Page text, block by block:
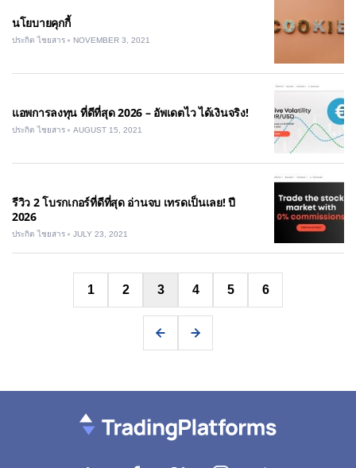
นโยบายคุกกี้
ประกิต ไชยสาร NOVEMBER 3, 2021
แอพการลงทุน ที่ดีที่สุด 2026 – อัพเดตไว ได้เงินจริง!
ประกิต ไชยสาร AUGUST 15, 2021
รีวิว 2 โบรกเกอร์ที่ดีที่สุด อ่านจบ เทรดเป็นเลย! ปี
2026
ประกิต ไชยสาร JULY 23, 2021
Posts
pagination
1 2 3 4 5 6